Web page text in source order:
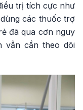
trị tích cực như
các thuốc trợ
đã qua cơn nguy
vẫn cần theo dõi